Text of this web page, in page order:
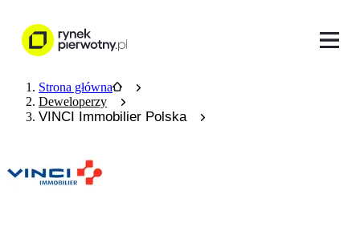
Strona główna
Deweloperzy
VINCI Immobilier Polska